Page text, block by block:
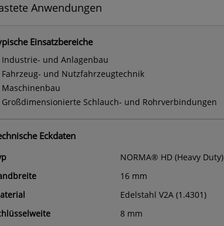
Anwendungen
Einsatzbereiche
Industrie- und Anlagenbau
Fahrzeug- und Nutzfahrzeugtechnik
Maschinenbau
Großdimensionierte Schlauch- und Rohrverbindungen
Eckdaten
NORMA® HD (Heavy Duty)
16 mm
Edelstahl V2A (1.4301)
8 mm